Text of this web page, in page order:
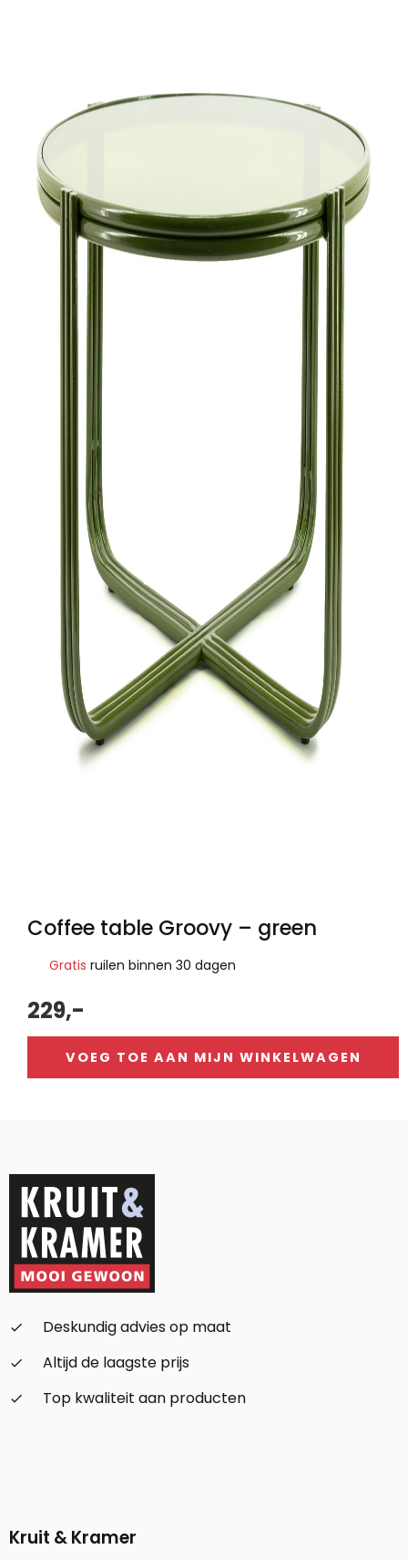
Coffee table Groovy – green
Gratis ruilen binnen 30 dagen
229,-
VOEG TOE AAN MIJN WINKELWAGEN
check_small
Deskundig advies op maat
check_small
Altijd de laagste prijs
check_small
Top kwaliteit aan producten
Kruit & Kramer